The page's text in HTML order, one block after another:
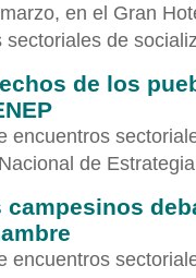
en el Gran
sectoriales de
de los
encuentros
de
campesinos
encuentros